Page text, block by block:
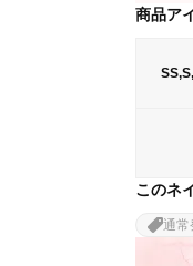
商品ア
このネ
通常